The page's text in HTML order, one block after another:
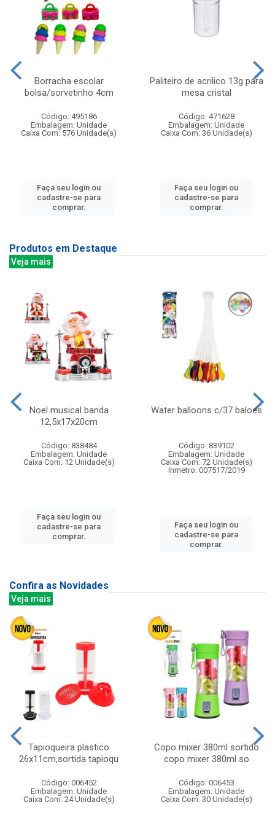
Borracha escolar
bolsa/sorvetinho 4cm
Código: 495186
Embalagem: Unidade
Caixa Com: 576 Unidade(s)
Faça seu login ou
cadastre-se para
comprar.
Paliteiro de acrilico 13g para
mesa cristal
Código: 471628
Embalagem: Unidade
Caixa Com: 36 Unidade(s)
Faça seu login ou
cadastre-se para
comprar.
Produtos em Destaque
Veja mais
Noel musical banda
12,5x17x20cm
Código: 838484
Embalagem: Unidade
Caixa Com: 12 Unidade(s)
Faça seu login ou
cadastre-se para
comprar.
Water balloons c/37 baloes
Código: 839102
Embalagem: Unidade
Caixa Com: 72 Unidade(s)
Inmetro: 007517/2019
Faça seu login ou
cadastre-se para
comprar.
Confira as Novidades
Veja mais
Tapioqueira plastico
26x11cm,sortida tapioqu
Código: 006452
Embalagem: Unidade
Caixa Com: 24 Unidade(s)
Copo mixer 380ml sortido
copo mixer 380ml so
Código: 006453
Embalagem: Unidade
Caixa Com: 30 Unidade(s)